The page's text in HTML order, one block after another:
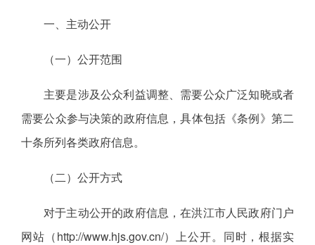
一、主动公开
（一）公开范围
主要是涉及公众利益调整、需要公众广泛知晓或者
需要公众参与决策的政府信息，具体包括《条例》第二
十条所列各类政府信息。
（二）公开方式
对于主动公开的政府信息，在洪江市人民政府门户
网站（http://www.hjs.gov.cn/）上公开。同时，根据实